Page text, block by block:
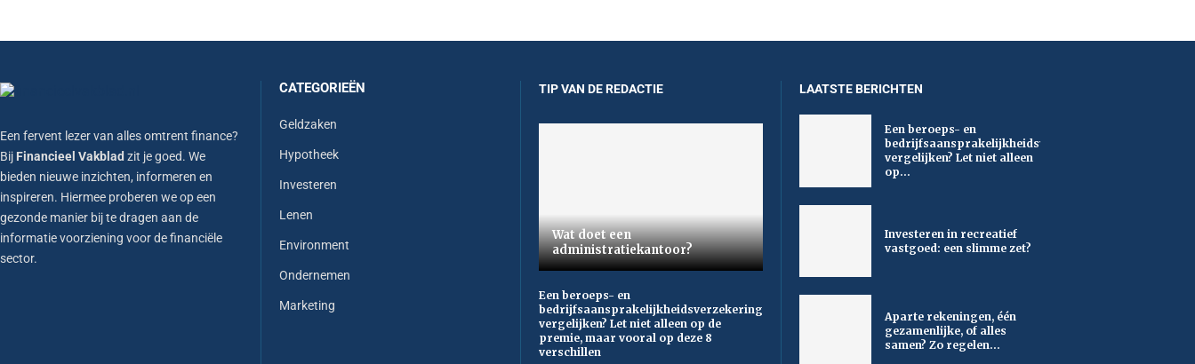
Een fervent lezer van alles omtrent finance?
Bij Financieel Vakblad zit je goed. We
bieden nieuwe inzichten, informeren en
inspireren. Hiermee proberen we op een
gezonde manier bij te dragen aan de
informatie voorziening voor de financiële
sector.
CATEGORIEËN
Geldzaken
Hypotheek
Investeren
Lenen
Environment
Ondernemen
Marketing
TIP VAN DE REDACTIE
Wat doet een
administratiekantoor?
Een beroeps- en
bedrijfsaansprakelijkheidsverzekering
vergelijken? Let niet alleen op de
premie, maar vooral op deze 8
verschillen
LAATSTE BERICHTEN
Een beroeps- en
bedrijfsaansprakelijkheidsverzekering
vergelijken? Let niet alleen
op...
Investeren in recreatief
vastgoed: een slimme zet?
Aparte rekeningen, één
gezamenlijke, of alles
samen? Zo regelen...